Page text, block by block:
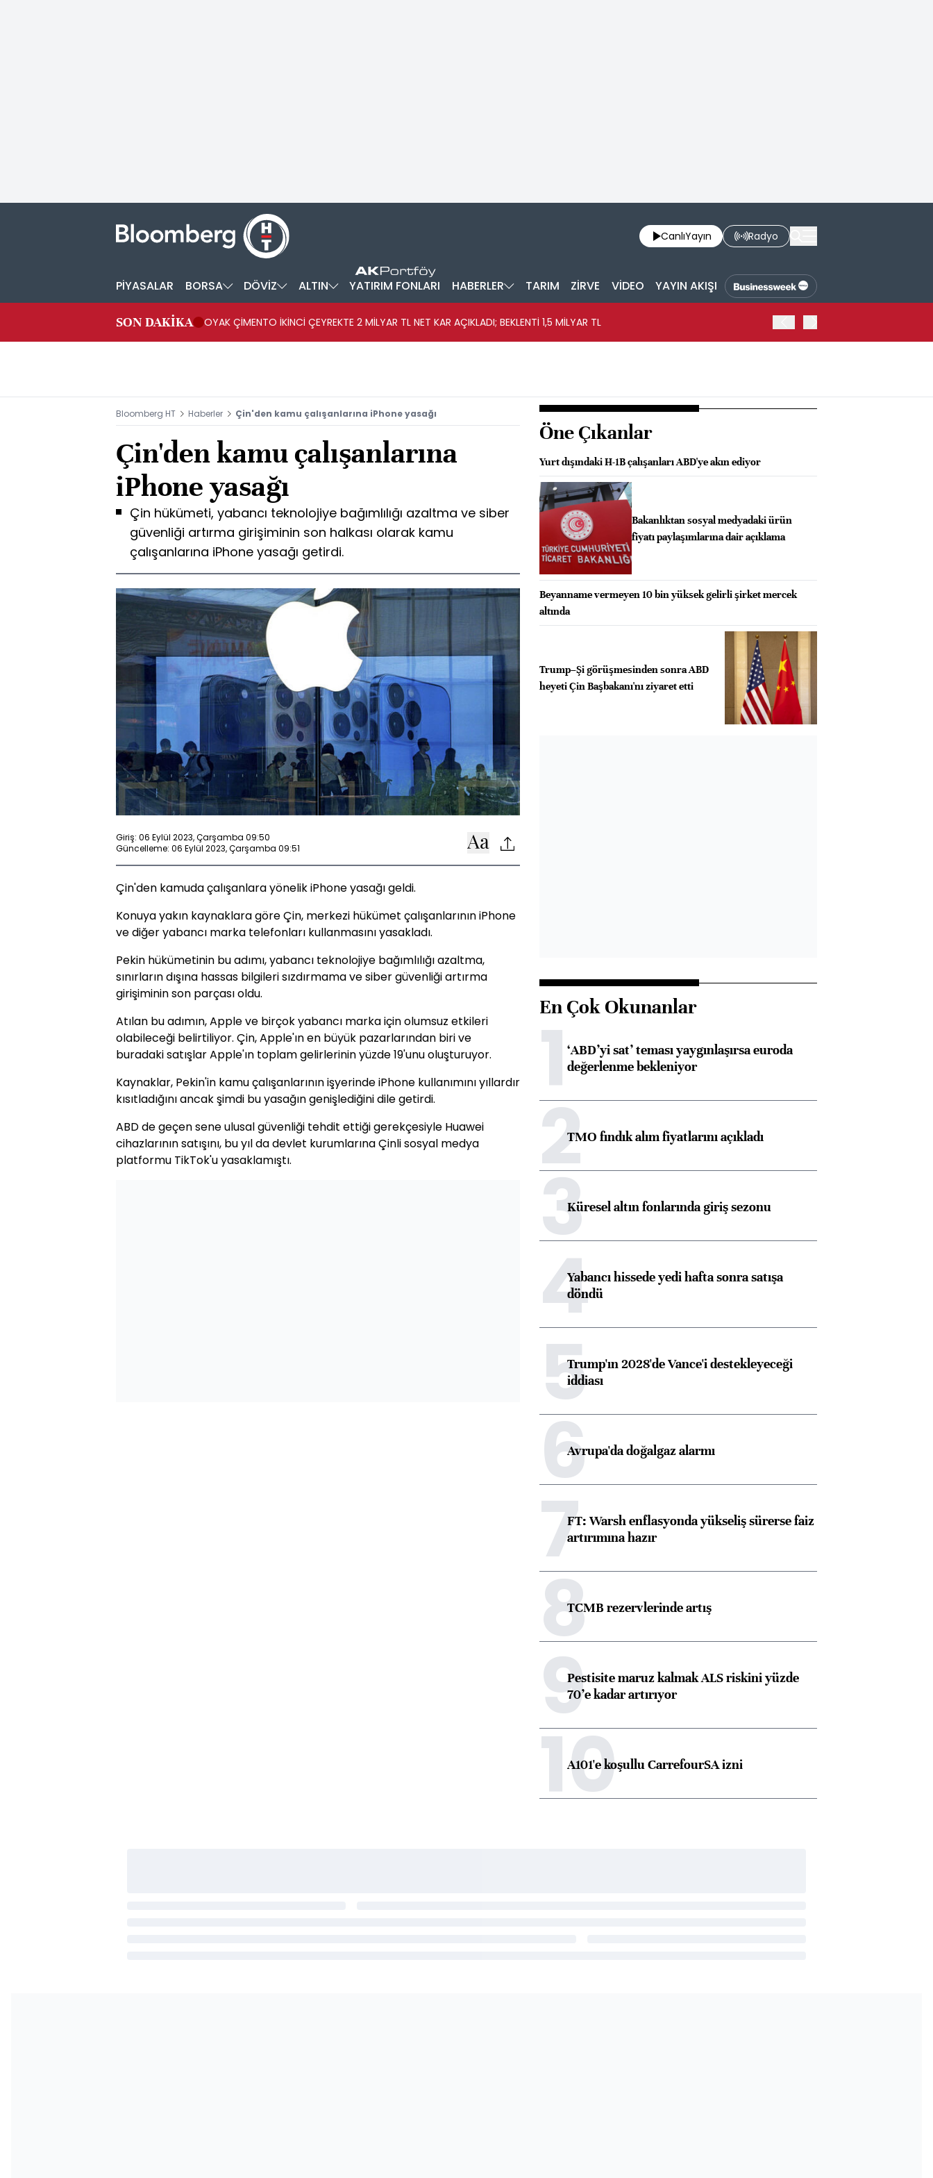
CanlıYayın Radyo
PİYASALAR BORSA DÖVİZ ALTIN YATIRIM FONLARI HABERLER TARIM ZİRVE VİDEO YAYIN AKIŞI
SON DAKİKA OYAK ÇİMENTO İKİNCİ ÇEYREKTE 2 MİLYAR TL NET KAR AÇIKLADI; BEKLENTİ 1,5 MİLYAR TL
Bloomberg HT Haberler Çin'den kamu çalışanlarına iPhone yasağı
Çin'den kamu çalışanlarına
iPhone yasağı
Çin hükümeti, yabancı teknolojiye bağımlılığı azaltma ve siber
güvenliği artırma girişiminin son halkası olarak kamu
çalışanlarına iPhone yasağı getirdi.
Giriş: 06 Eylül 2023, Çarşamba 09:50
Güncelleme: 06 Eylül 2023, Çarşamba 09:51
Çin'den kamuda çalışanlara yönelik iPhone yasağı geldi.
Konuya yakın kaynaklara göre Çin, merkezi hükümet çalışanlarının iPhone
ve diğer yabancı marka telefonları kullanmasını yasakladı.
Pekin hükümetinin bu adımı, yabancı teknolojiye bağımlılığı azaltma,
sınırların dışına hassas bilgileri sızdırmama ve siber güvenliği artırma
girişiminin son parçası oldu.
Atılan bu adımın, Apple ve birçok yabancı marka için olumsuz etkileri
olabileceği belirtiliyor. Çin, Apple'ın en büyük pazarlarından biri ve
buradaki satışlar Apple'ın toplam gelirlerinin yüzde 19'unu oluşturuyor.
Kaynaklar, Pekin'in kamu çalışanlarının işyerinde iPhone kullanımını yıllardır
kısıtladığını ancak şimdi bu yasağın genişlediğini dile getirdi.
ABD de geçen sene ulusal güvenliği tehdit ettiği gerekçesiyle Huawei
cihazlarının satışını, bu yıl da devlet kurumlarına Çinli sosyal medya
platformu TikTok'u yasaklamıştı.
Öne Çıkanlar
Yurt dışındaki H-1B çalışanları ABD'ye akın ediyor
Bakanlıktan sosyal medyadaki ürün
fiyatı paylaşımlarına dair açıklama
Beyanname vermeyen 10 bin yüksek gelirli şirket mercek
altında
Trump–Şi görüşmesinden sonra ABD
heyeti Çin Başbakanı'nı ziyaret etti
En Çok Okunanlar
1‘ABD’yi sat’ teması yaygınlaşırsa euroda
değerlenme bekleniyor
2TMO fındık alım fiyatlarını açıkladı
3Küresel altın fonlarında giriş sezonu
4Yabancı hissede yedi hafta sonra satışa
döndü
5Trump'ın 2028'de Vance'i destekleyeceği
iddiası
6Avrupa'da doğalgaz alarmı
7FT: Warsh enflasyonda yükseliş sürerse faiz
artırımına hazır
8TCMB rezervlerinde artış
9Pestisite maruz kalmak ALS riskini yüzde
70’e kadar artırıyor
10
A101'e koşullu CarrefourSA izni